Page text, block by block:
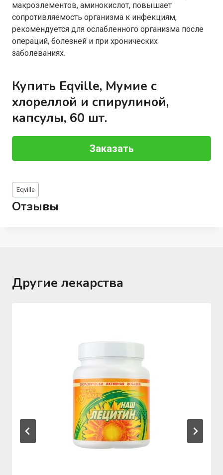
макроэлементов, аминокислот, повышает
сопротивляемость организма к инфекциям,
рекомендуется для ослабленного организма после
операций, болезней и при хронических
заболеваниях.
Купить Eqville, Мумие с
хлореллой и спирулиной,
капсулы, 60 шт.
Заказать
Метки
записи:
Eqville
Отзывы
Другие лекарства